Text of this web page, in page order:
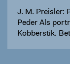
J. M. Preisler:
Peder Als
Kobberstik.